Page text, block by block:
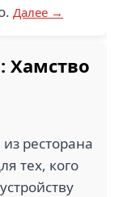
Далее →
Хамство
ресторана
тех, кого